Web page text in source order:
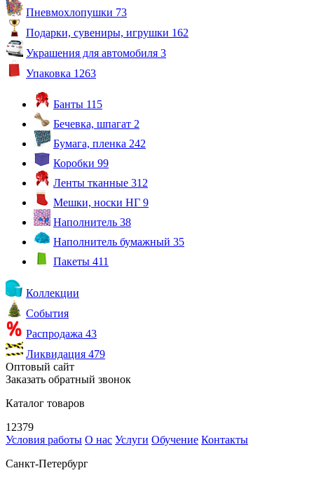
Пневмохлопушки 73
Подарки, сувениры, игрушки 162
Украшения для автомобиля 3
Упаковка 1263
Банты 115
Бечевка, шпагат 2
Бумага, пленка 242
Коробки 99
Ленты тканные 312
Мешки, носки НГ 9
Наполнитель 38
Наполнитель бумажный 35
Пакеты 411
Коллекции
События
Распродажа 43
Ликвидация 479
Оптовый сайт
Заказать обратный звонок
Каталог товаров
12379
Условия работы О нас Услуги Обучение Контакты
Санкт-Петербург